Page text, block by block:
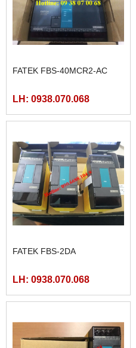
FATEK FBS-40MCR2-AC
LH: 0938.070.068
FATEK FBS-2DA
LH: 0938.070.068